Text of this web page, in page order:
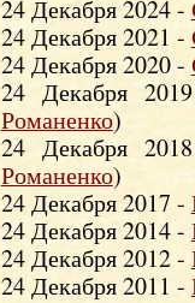
24 Декабря 2024 -
24 Декабря 2021 -
24 Декабря 2020 -
24 Декабря
Романенко)
24 Декабря
Романенко)
24 Декабря 2017 -
24 Декабря 2014 -
24 Декабря 2012 -
24 Декабря 2011 -